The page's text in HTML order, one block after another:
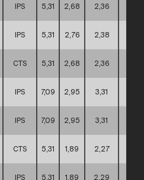
IPS 5,31 2,68 2,36
IPS 5,31 2,76 2,38
CTS 5,31 2,68 2,36
IPS 7,09 2,95 3,31
IPS 7,09 2,95 3,31
CTS 5,31 1,89 2,27
IPS 5,31 1,89 2,29